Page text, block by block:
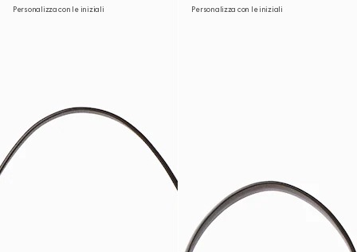
Personalizza con le iniziali Personalizza con le iniziali